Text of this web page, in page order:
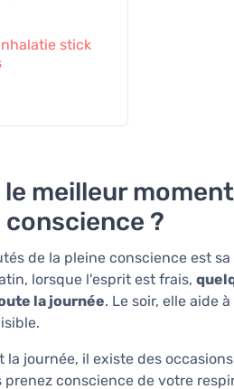
stick
le meilleur
conscience ?
de la pleine conscience est
lorsque l'esprit est frais,
la journée. Le soir, elle aide
la journée, il existe des
prenez conscience de votre